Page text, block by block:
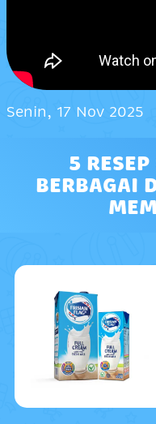
Senin, 17 Nov 2025
5
BERBAGAI